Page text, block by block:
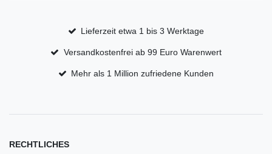
Lieferzeit etwa 1 bis 3 Werktage
Versandkostenfrei ab 99 Euro Warenwert
Mehr als 1 Million zufriedene Kunden
RECHTLICHES